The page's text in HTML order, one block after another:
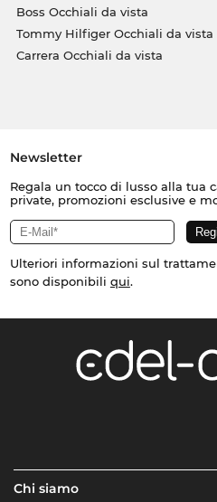
Boss Occhiali da vista
Tommy Hilfiger Occhiali da vista
Carrera Occhiali da vista
Newsletter
Regala un tocco di lusso alla tua
private, promozioni esclusive e
Ulteriori informazioni sul
sono disponibili qui.
Chi siamo